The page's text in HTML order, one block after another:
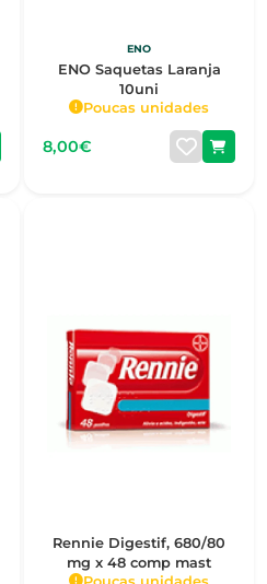
ENO
ENO Saquetas Laranja
10uni
Poucas unidades
8,00€
Rennie Digestif, 680/80
mg x 48 comp mast